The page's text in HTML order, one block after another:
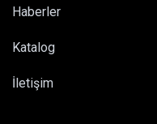
Haberler
Katalog
İletişim